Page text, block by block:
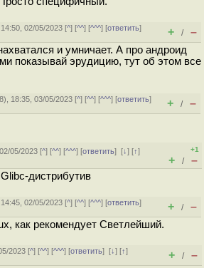
02/05/2023 [^] [^^] [^^^] [ответить]
+ / –
и умничает. А про андроид
показывай эрудицию, тут об этом все
), 18:35, 03/05/2023 [^] [^^] [^^^] [ответить]
+ / –
05/2023 [^] [^^] [^^^] [ответить][↓] [↑]
+1
+ / –
дистрибутив
02/05/2023 [^] [^^] [^^^] [ответить]
+ / –
как рекомендует Светлейший.
2023 [^] [^^] [^^^] [ответить][↓] [↑]
+ / –